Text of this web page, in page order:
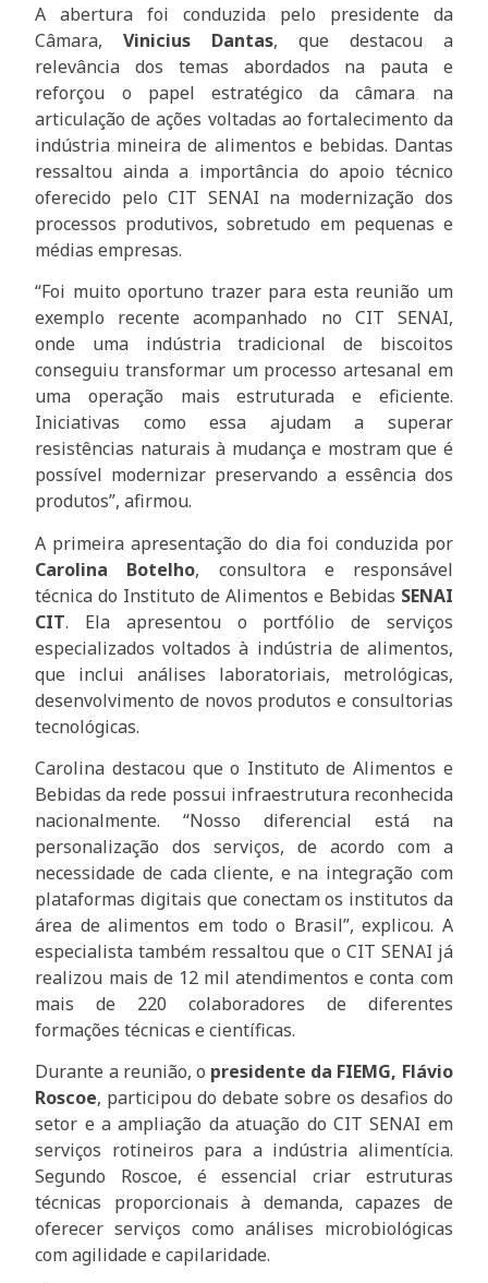
A abertura foi conduzida pelo presidente da
Câmara,Vinicius Dantas, que destacou a
relevância dos temas abordados na pauta e
reforçou o papel estratégico da câmara na
articulação de ações voltadas ao fortalecimento da
indústria mineira de alimentos e bebidas. Dantas
ressaltou ainda a importância do apoio técnico
oferecido pelo CIT SENAI na modernização dos
processos produtivos, sobretudo em pequenas e
médias empresas.
“Foi muito oportuno trazer para esta reunião um
exemplo recente acompanhado no CIT SENAI,
onde uma indústria tradicional de biscoitos
conseguiu transformar um processo artesanal em
uma operação mais estruturada e eficiente.
Iniciativas como essa ajudam a superar
resistências naturais à mudança e mostram que é
possível modernizar preservando a essência dos
produtos”, afirmou.
A primeira apresentação do dia foi conduzida por
Carolina Botelho, consultora e responsável
técnica do Instituto de Alimentos e Bebidas SENAI
CIT. Ela apresentou o portfólio de serviços
especializados voltados à indústria de alimentos,
que inclui análises laboratoriais, metrológicas,
desenvolvimento de novos produtos e consultorias
tecnológicas.
Carolina destacou que o Instituto de Alimentos e
Bebidas da rede possui infraestrutura reconhecida
nacionalmente. “Nosso diferencial está na
personalização dos serviços, de acordo com a
necessidade de cada cliente, e na integração com
plataformas digitais que conectam os institutos da
área de alimentos em todo o Brasil”, explicou. A
especialista também ressaltou que o CIT SENAI já
realizou mais de 12 mil atendimentos e conta com
mais de 220 colaboradores de diferentes
formações técnicas e científicas.
Durante a reunião, o presidente da FIEMG, Flávio
Roscoe, participou do debate sobre os desafios do
setor e a ampliação da atuação do CIT SENAI em
serviços rotineiros para a indústria alimentícia.
Segundo Roscoe, é essencial criar estruturas
técnicas proporcionais à demanda, capazes de
oferecer serviços como análises microbiológicas
com agilidade e capilaridade.